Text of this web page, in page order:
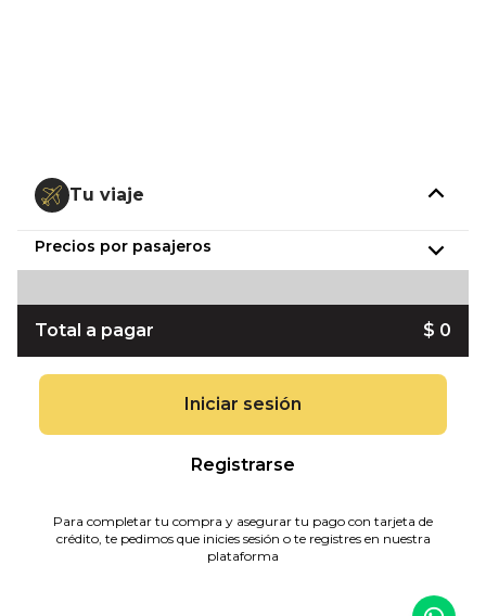
Tu viaje
Precios por pasajeros
Total a pagar $ 0
Iniciar sesión
Registrarse
Para completar tu compra y asegurar tu pago con tarjeta de
crédito, te pedimos que inicies sesión o te registres en nuestra
plataforma